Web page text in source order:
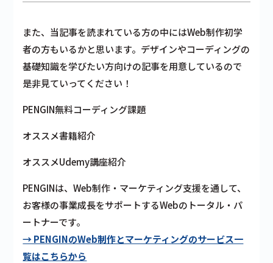
また、当記事を読まれている方の中にはWeb制作初学
者の方もいるかと思います。デザインやコーディングの
基礎知識を学びたい方向けの記事を用意しているので
是非見ていってください！
PENGIN無料コーディング課題
オススメ書籍紹介
オススメUdemy講座紹介
PENGINは、Web制作・マーケティング支援を通して、
お客様の事業成長をサポートするWebのトータル・パ
ートナーです。
→ PENGINのWeb制作とマーケティングのサービス一
覧はこちらから